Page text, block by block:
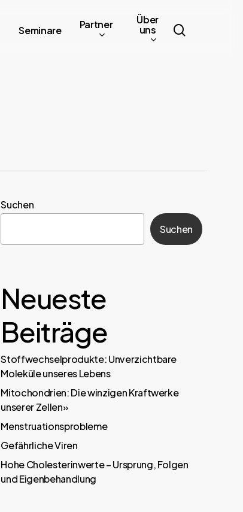
Seminare Partner
Über
uns
Suchen
Suchen
Neueste
Beiträge
Stoffwechselprodukte: Unverzichtbare
Moleküle unseres Lebens
Mitochondrien: Die winzigen Kraftwerke
unserer Zellen»
Menstruationsprobleme
Gefährliche Viren
Hohe Cholesterinwerte – Ursprung, Folgen
und Eigenbehandlung